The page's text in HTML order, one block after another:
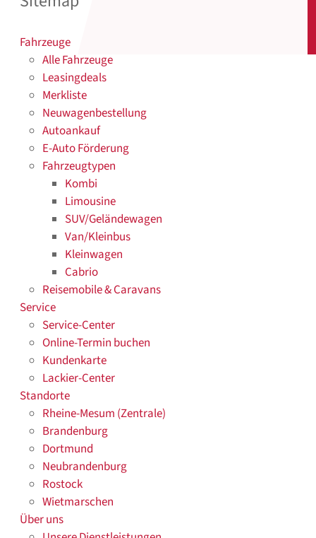
Fahrzeuge
Alle Fahrzeuge
Leasingdeals
Merkliste
Neuwagenbestellung
Autoankauf
E-Auto Förderung
Fahrzeugtypen
Kombi
Limousine
SUV/Geländewagen
Van/Kleinbus
Kleinwagen
Cabrio
Reisemobile & Caravans
Service
Service-Center
Online-Termin buchen
Kundenkarte
Lackier-Center
Standorte
Rheine-Mesum (Zentrale)
Brandenburg
Dortmund
Neubrandenburg
Rostock
Wietmarschen
Über uns